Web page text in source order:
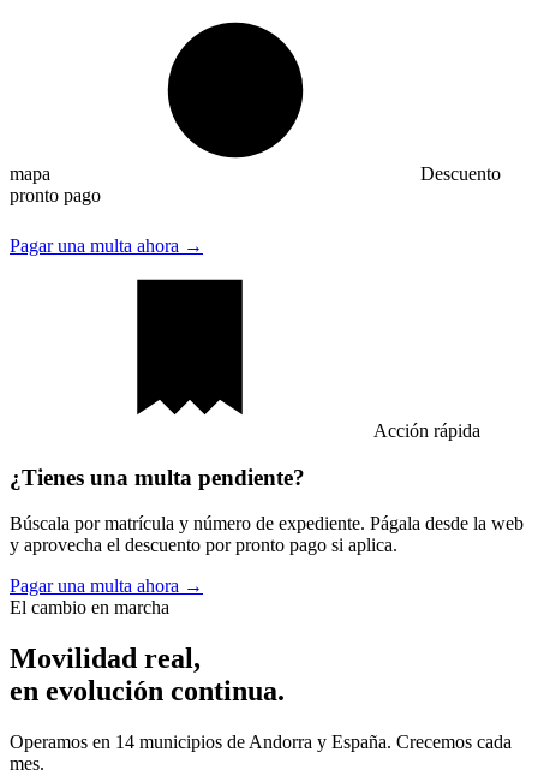
mapa
Descuento
pronto pago
Pagar una multa ahora →
Acción rápida
¿Tienes una multa pendiente?
Búscala por matrícula y número de expediente. Págala desde la web
y aprovecha el descuento por pronto pago si aplica.
Pagar una multa ahora →
El cambio en marcha
Movilidad real,
en evolución continua.
Operamos en 14 municipios de Andorra y España. Crecemos cada
mes.